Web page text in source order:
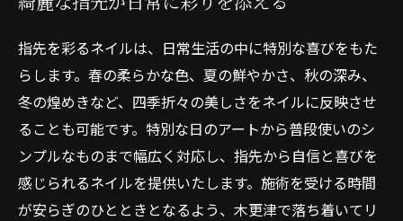
指先を彩るネイルは、日常生活の中に特別な喜びをもた
らします。春の柔らかな色、夏の鮮やかさ、秋の深み、
冬の煌めきなど、四季折々の美しさをネイルに反映させ
ることも可能です。特別な日のアートから普段使いのシ
ンプルなものまで幅広く対応し、指先から自信と喜びを
感じられるネイルを提供いたします。施術を受ける時間
が安らぎのひとときとなるよう、木更津で落ち着いてリ